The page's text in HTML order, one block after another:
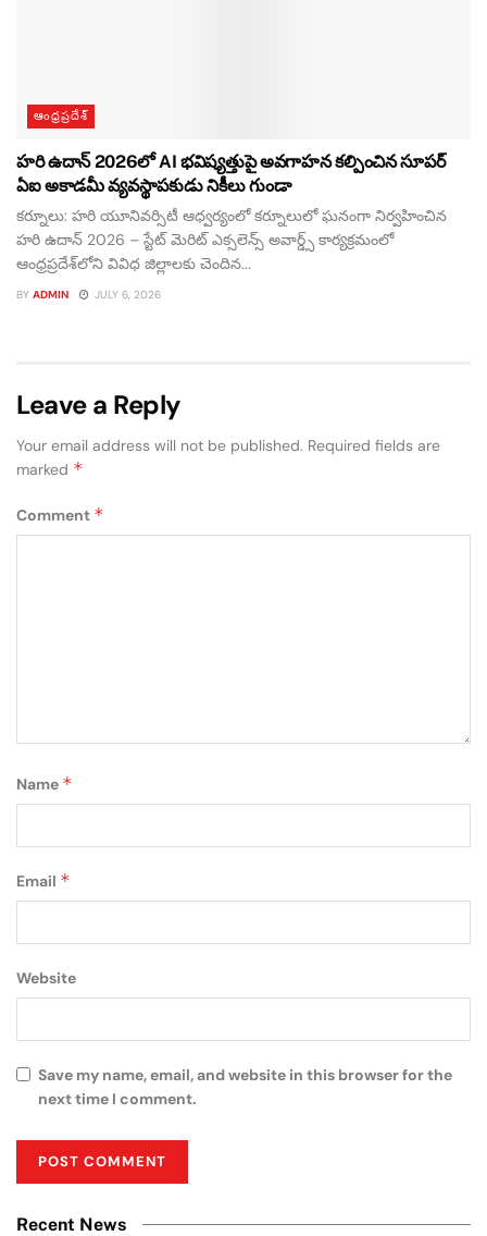
ఆంధ్రప్రదేశ్
హరి ఉదాన్ 2026లో AI భవిష్యత్తుపై అవగాహన కల్పించిన సూపర్
ఏఐ అకాడమీ వ్యవస్థాపకుడు నికీలు గుండా
కర్నూలు: హరి యూనివర్సిటీ ఆధ్వర్యంలో కర్నూలులో ఘనంగా నిర్వహించిన
హరి ఉదాన్ 2026 – స్టేట్ మెరిట్ ఎక్సలెన్స్ అవార్డ్స్ కార్యక్రమంలో
ఆంధ్రప్రదేశ్‌లోని వివిధ జిల్లాలకు చెందిన...
BY ADMIN JULY 6, 2026
Leave a Reply
Your email address will not be published. Required fields are
marked *
Comment *
Name *
Email *
Website
Save my name, email, and website in this browser for the
next time I comment.
Recent News